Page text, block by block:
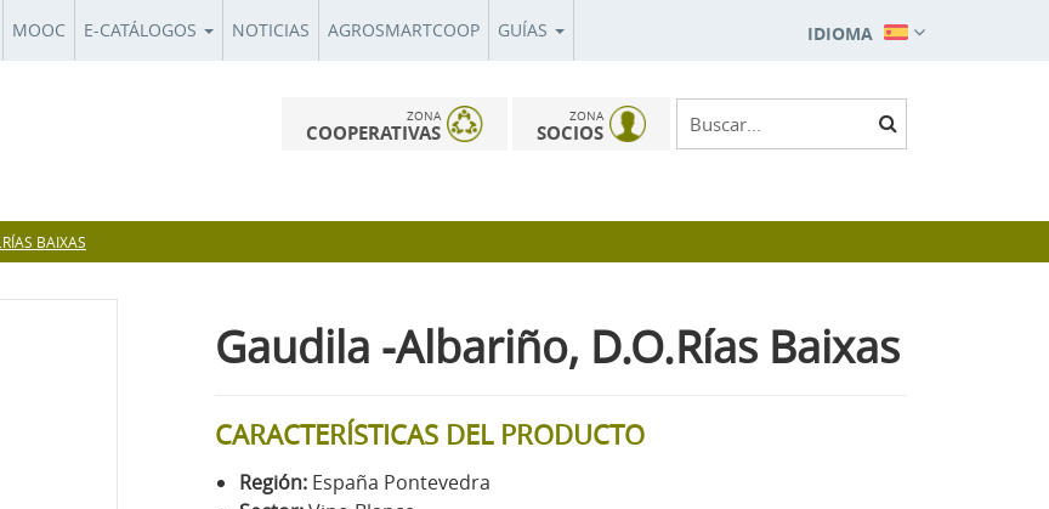
MOOC E-CATÁLOGOS NOTICIAS AGROSMARTCOOP GUÍAS IDIOMA
ZONA
COOPERATIVAS
ZONA
SOCIOS
BAIXAS
Gaudila -Albariño, D.O.Rías Baixas
CARACTERÍSTICAS DEL PRODUCTO
Región: España Pontevedra